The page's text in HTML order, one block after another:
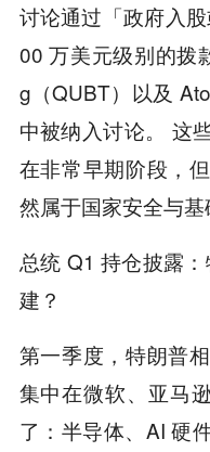
讨论通过「政府入
00 万美元级别的拨
g（QUBT）以及
中被纳入讨论。 这
在非常早期阶段，
然属于国家安全与基
总统 Q1 持仓披露
建？
第一季度，特朗普
集中在微软、亚马
了：半导体、AI 硬